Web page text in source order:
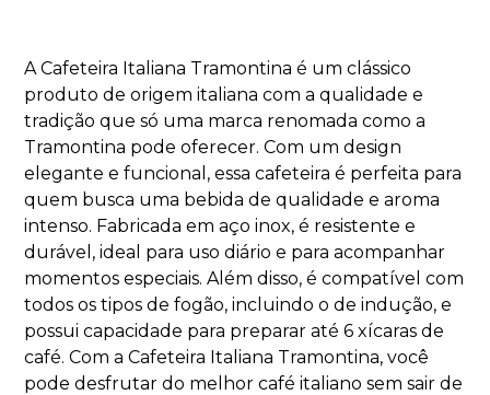
A Cafeteira Italiana Tramontina é um clássico
produto de origem italiana com a qualidade e
tradição que só uma marca renomada como a
Tramontina pode oferecer. Com um design
elegante e funcional, essa cafeteira é perfeita para
quem busca uma bebida de qualidade e aroma
intenso. Fabricada em aço inox, é resistente e
durável, ideal para uso diário e para acompanhar
momentos especiais. Além disso, é compatível com
todos os tipos de fogão, incluindo o de indução, e
possui capacidade para preparar até 6 xícaras de
café. Com a Cafeteira Italiana Tramontina, você
pode desfrutar do melhor café italiano sem sair de